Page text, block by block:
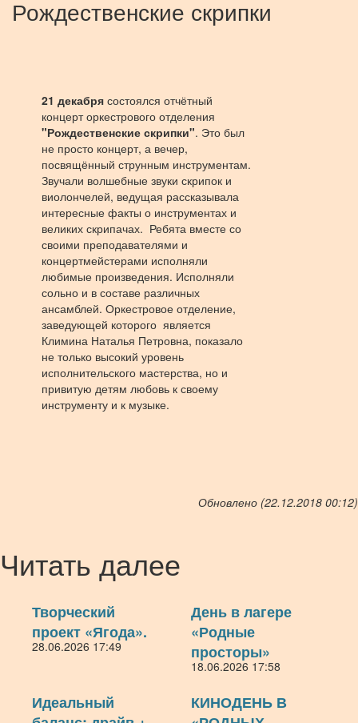
Рождественские скрипки
21 декабря состоялся отчётный
концерт оркестрового отделения
"Рождественские скрипки". Это был
не просто концерт, а вечер,
посвящённый струнным инструментам.
Звучали волшебные звуки скрипок и
виолончелей, ведущая рассказывала
интересные факты о инструментах и
великих скрипачах. Ребята вместе со
своими преподавателями и
концертмейстерами исполняли
любимые произведения. Исполняли
сольно и в составе различных
ансамблей. Оркестровое отделение,
заведующей которого является
Климина Наталья Петровна, показало
не только высокий уровень
исполнительского мастерства, но и
привитую детям любовь к своему
инструменту и к музыке.
Обновлено (22.12.2018 00:12)
Читать далее
Творческий
проект «Ягода».
28.06.2026 17:49
День в лагере
«Родные
просторы»
18.06.2026 17:58
Идеальный
КИНОДЕНЬ В